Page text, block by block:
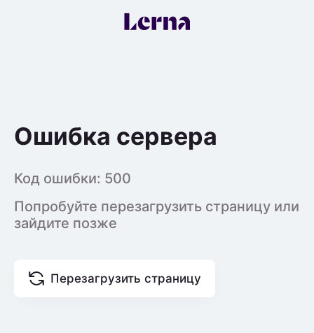
Ошибка сервера
Код ошибки: 500
Попробуйте перезагрузить страницу или
зайдите позже
Перезагрузить страницу